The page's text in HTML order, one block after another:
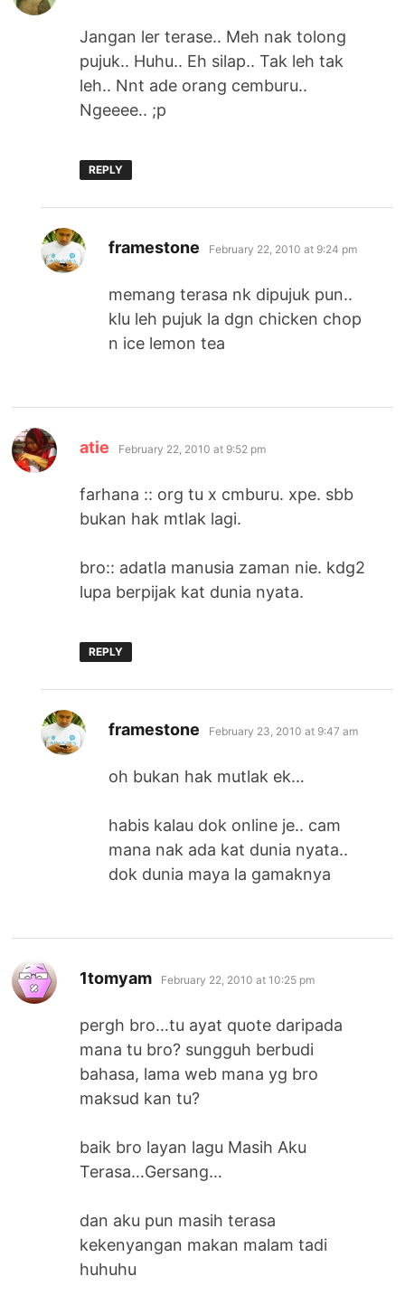
Jangan ler terase.. Meh nak tolong
pujuk.. Huhu.. Eh silap.. Tak leh tak
leh.. Nnt ade orang cemburu..
Ngeeee.. ;p
REPLY
framestone says:
February 22, 2010 at 9:24 pm
memang terasa nk dipujuk pun..
klu leh pujuk la dgn chicken chop
n ice lemon tea
atie says:
February 22, 2010 at 9:52 pm
farhana :: org tu x cmburu. xpe. sbb
bukan hak mtlak lagi.
bro:: adatla manusia zaman nie. kdg2
lupa berpijak kat dunia nyata.
REPLY
framestone says:
February 23, 2010 at 9:47 am
oh bukan hak mutlak ek…
habis kalau dok online je.. cam
mana nak ada kat dunia nyata..
dok dunia maya la gamaknya
1tomyam says:
February 22, 2010 at 10:25 pm
pergh bro…tu ayat quote daripada
mana tu bro? sungguh berbudi
bahasa, lama web mana yg bro
maksud kan tu?
baik bro layan lagu Masih Aku
Terasa…Gersang…
dan aku pun masih terasa
kekenyangan makan malam tadi
huhuhu